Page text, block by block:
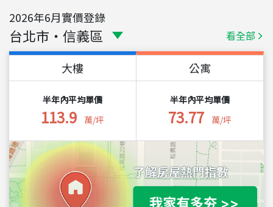
2026年6月實價登錄
台北市 ・ 信義區 看全部
大樓
半年內平均單價
113.9 萬/坪
公寓
半年內平均單價
73.77 萬/坪